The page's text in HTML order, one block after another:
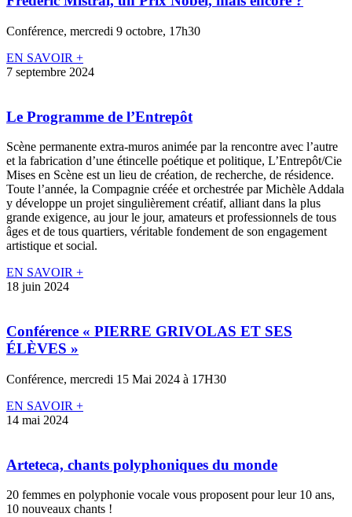
Conférence, mercredi 9 octobre, 17h30
EN SAVOIR +
7 septembre 2024
Le Programme de l’Entrepôt
Scène permanente extra-muros animée par la rencontre avec l’autre
et la fabrication d’une étincelle poétique et politique, L’Entrepôt/Cie
Mises en Scène est un lieu de création, de recherche, de résidence.
Toute l’année, la Compagnie créée et orchestrée par Michèle Addala
y développe un projet singulièrement créatif, alliant dans la plus
grande exigence, au jour le jour, amateurs et professionnels de tous
âges et de tous quartiers, véritable fondement de son engagement
artistique et social.
EN SAVOIR +
18 juin 2024
Conférence « PIERRE GRIVOLAS ET SES
ÉLÈVES »
Conférence, mercredi 15 Mai 2024 à 17H30
EN SAVOIR +
14 mai 2024
Arteteca, chants polyphoniques du monde
20 femmes en polyphonie vocale vous proposent pour leur 10 ans,
10 nouveaux chants !